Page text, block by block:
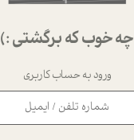
چه خوب که برگشتی :)
ورود به حساب کاربری